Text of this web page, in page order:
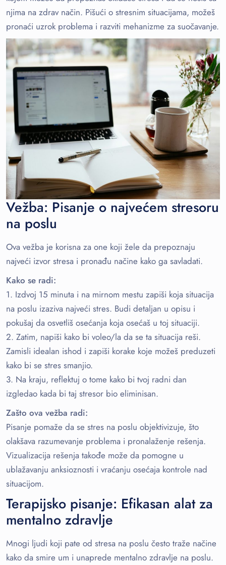
njima na zdrav način. Pišući o stresnim situacijama, možeš
pronaći uzrok problema i razviti mehanizme za suočavanje.
Vežba: Pisanje o najvećem stresoru
na poslu
Ova vežba je korisna za one koji žele da prepoznaju
najveći izvor stresa i pronađu načine kako ga savladati.
Kako se radi:
1. Izdvoj 15 minuta i na mirnom mestu zapiši koja situacija
na poslu izaziva najveći stres. Budi detaljan u opisu i
pokušaj da osvetliš osećanja koja osećaš u toj situaciji.
2. Zatim, napiši kako bi voleo/la da se ta situacija reši.
Zamisli idealan ishod i zapiši korake koje možeš preduzeti
kako bi se stres smanjio.
3. Na kraju, reflektuj o tome kako bi tvoj radni dan
izgledao kada bi taj stresor bio eliminisan.
Zašto ova vežba radi:
Pisanje pomaže da se stres na poslu objektivizuje, što
olakšava razumevanje problema i pronalaženje rešenja.
Vizualizacija rešenja takođe može da pomogne u
ublažavanju anksioznosti i vraćanju osećaja kontrole nad
situacijom.
Terapijsko pisanje: Efikasan alat za
mentalno zdravlje
Mnogi ljudi koji pate od stresa na poslu često traže načine
kako da smire um i unaprede mentalno zdravlje na poslu.